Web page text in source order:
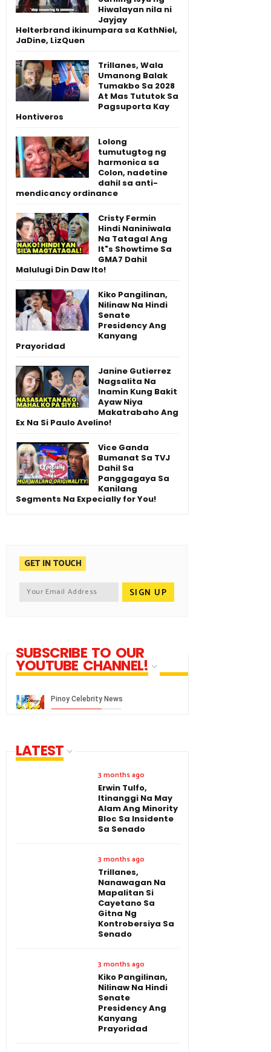
Hiwalayan nila ni
Jayjay
Helterbrand ikinumpara sa KathNiel,
JaDine, LizQuen
Trillanes, Wala
Umanong Balak
Tumakbo Sa 2028
At Mas Tututok Sa
Pagsuporta Kay
Hontiveros
Lolong
tumutugtog ng
harmonica sa
Colon, nadetine
dahil sa anti-
mendicancy ordinance
Cristy Fermin
Hindi Naniniwala
Na Tatagal Ang
It"s Showtime Sa
GMA7 Dahil
Malulugi Din Daw Ito!
Kiko Pangilinan,
Nilinaw Na Hindi
Senate
Presidency Ang
Kanyang
Prayoridad
Janine Gutierrez
Nagsalita Na
Inamin Kung Bakit
Ayaw Niya
Makatrabaho Ang
Ex Na Si Paulo Avelino!
Vice Ganda
Bumanat Sa TVJ
Dahil Sa
Panggagaya Sa
Kanilang
Segments Na Expecially for You!
GET IN TOUCH
SUBSCRIBE TO OUR
YOUTUBE CHANNEL!
LATEST
3 months ago
Erwin Tulfo,
Itinanggi Na May
Alam Ang Minority
Bloc Sa Insidente
Sa Senado
3 months ago
Trillanes,
Nanawagan Na
Mapalitan Si
Cayetano Sa
Gitna Ng
Kontrobersiya Sa
Senado
3 months ago
Kiko Pangilinan,
Nilinaw Na Hindi
Senate
Presidency Ang
Kanyang
Prayoridad